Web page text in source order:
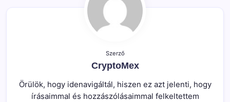
Szerző
CryptoMex
Örülök, hogy idenavigáltál, hiszen ez azt jelenti, hogy
írásaimmal és hozzászólásaimmal felkeltettem